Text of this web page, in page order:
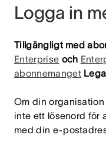
Logga in
Tillgängligt med
Enterprise och
abonnemanget
Om din organisation
inte ett lösenord för
med din e-